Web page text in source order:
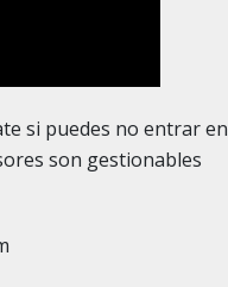
si puedes no entrar en
son gestionables